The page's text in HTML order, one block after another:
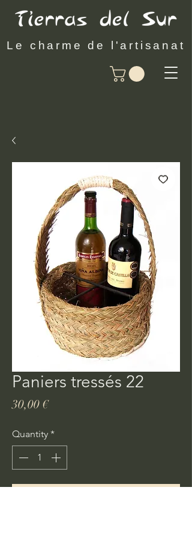
Le charme de l'artisanat
Paniers tressés 22
30,00 €Price
Quantity *